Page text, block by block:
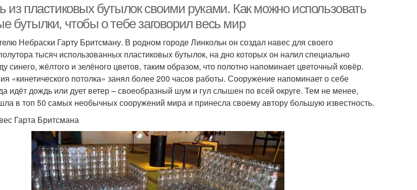
из пластиковых бутылок своими руками. Как можно использовать
бутылки, чтобы о тебе заговорил весь мир
Небраски Гарту Бритсману. В родном городе Линкольн он создал навес для своего
тысяч использованных пластиковых бутылок, на дно которых он налил специально
синего, жёлтого и зелёного цветов, таким образом, что полотно напоминает цветочный ковёр.
«кинетического потолка» занял более 200 часов работы. Сооружение напоминает о себе
идёт дождь или дует ветер – своеобразный шум и гул слышен по всей округе. Тем не менее,
в топ 50 самых необычных сооружений мира и принесла своему автору большую известность.
Гарта Бритсмана